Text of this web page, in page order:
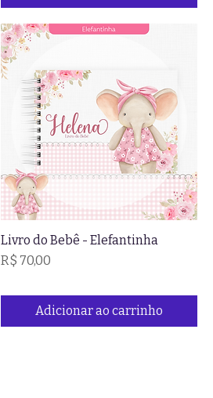
Livro do Bebê - Elefantinha
Preço
R$ 70,00
Adicionar ao carrinho